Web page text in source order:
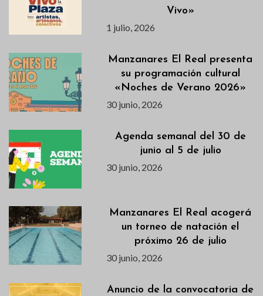
Vivo»
1 julio, 2026
Manzanares El Real presenta
su programación cultural
«Noches de Verano 2026»
30 junio, 2026
Agenda semanal del 30 de
junio al 5 de julio
30 junio, 2026
Manzanares El Real acogerá
un torneo de natación el
próximo 26 de julio
30 junio, 2026
Anuncio de la convocatoria de